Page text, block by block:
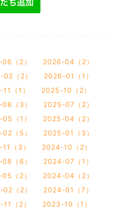
（2）
2026-04（2）
（2）
2026-01（1）
（1）
2025-10（2）
（3）
2025-07（2）
（1）
2025-04（2）
（5）
2025-01（3）
（3）
2024-10（2）
（6）
2024-07（1）
（2）
2024-04（2）
（2）
2024-01（7）
（2）
2023-10（1）